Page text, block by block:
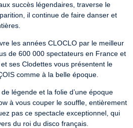
succès légendaires, traverse le
il continue de faire danser et
les années CLOCLO par le meilleur
de 600 000 spectateurs en France et
ses Clodettes vous présentent le
comme à la belle époque.
légende et la folie d’une époque
à vous couper le souffle, entièrement
pas ce spectacle exceptionnel, qui
du roi du disco français.